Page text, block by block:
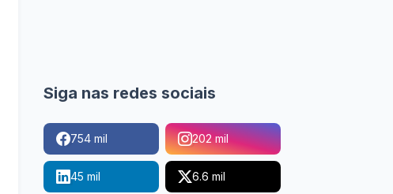
Siga nas redes sociais
754 mil 202 mil
45 mil 6.6 mil